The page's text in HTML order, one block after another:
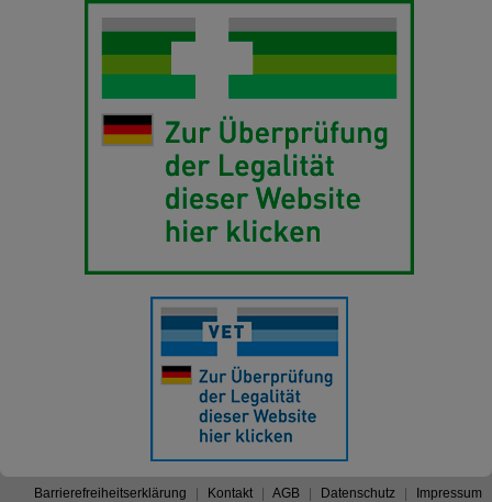
Barrierefreiheitserklärung Kontakt AGB Datenschutz Impressum